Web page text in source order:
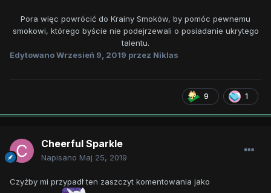
Pora więc powrócić do Krainy Smoków, by pomóc pewnemu
smokowi, którego byście nie podejrzewali o posiadanie ukrytego
talentu.
EdytowanoWrzesień 9, 2019 przez Niklas
9 1
Cheerful Sparkle
Napisano Maj 25, 2019
Czyżby mi przypadł ten zaszczyt komentowania jako